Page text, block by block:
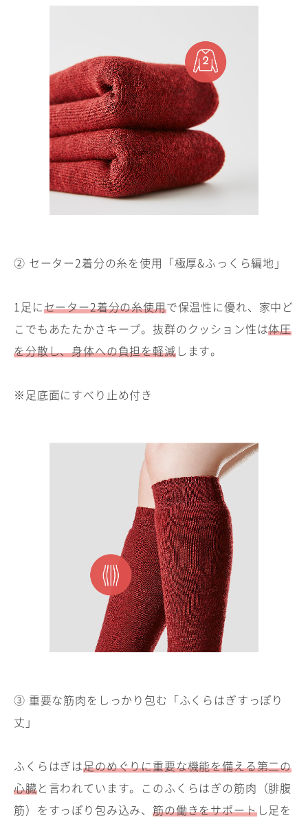
② セーター2着分の糸を使用「極厚&ふっくら編地」
1足にセーター2着分の糸使用で保温性に優れ、家中ど
こでもあたたかさキープ。抜群のクッション性は体圧
を分散し、身体への負担を軽減します。
※足底面にすべり止め付き
③ 重要な筋肉をしっかり包む「ふくらはぎすっぽり
丈」
ふくらはぎは足のめぐりに重要な機能を備える第二の
心臓と言われています。このふくらはぎの筋肉（腓腹
筋）をすっぽり包み込み、筋の働きをサポートし足を